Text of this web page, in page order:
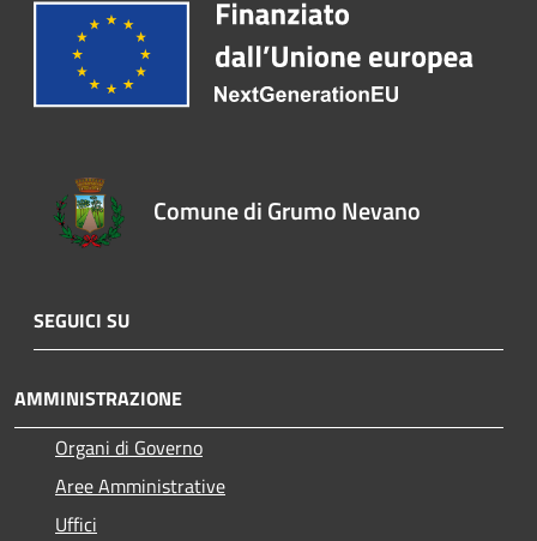
Comune di Grumo Nevano
SEGUICI SU
AMMINISTRAZIONE
Organi di Governo
Aree Amministrative
Uffici